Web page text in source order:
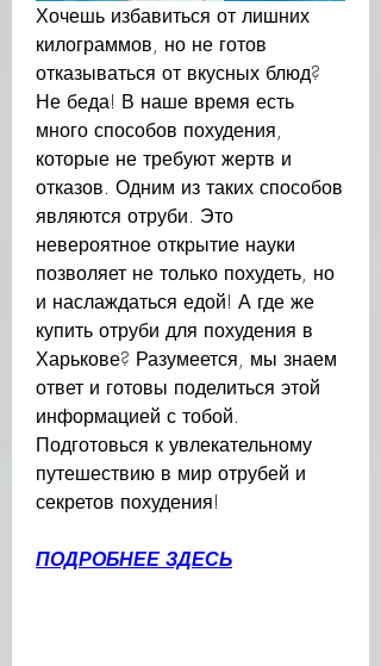
Хочешь избавиться от лишних
килограммов, но не готов
отказываться от вкусных блюд?
Не беда! В наше время есть
много способов похудения,
которые не требуют жертв и
отказов. Одним из таких способов
являются отруби. Это
невероятное открытие науки
позволяет не только похудеть, но
и наслаждаться едой! А где же
купить отруби для похудения в
Харькове? Разумеется, мы знаем
ответ и готовы поделиться этой
информацией с тобой.
Подготовься к увлекательному
путешествию в мир отрубей и
секретов похудения!
ПОДРОБНЕЕ ЗДЕСЬ